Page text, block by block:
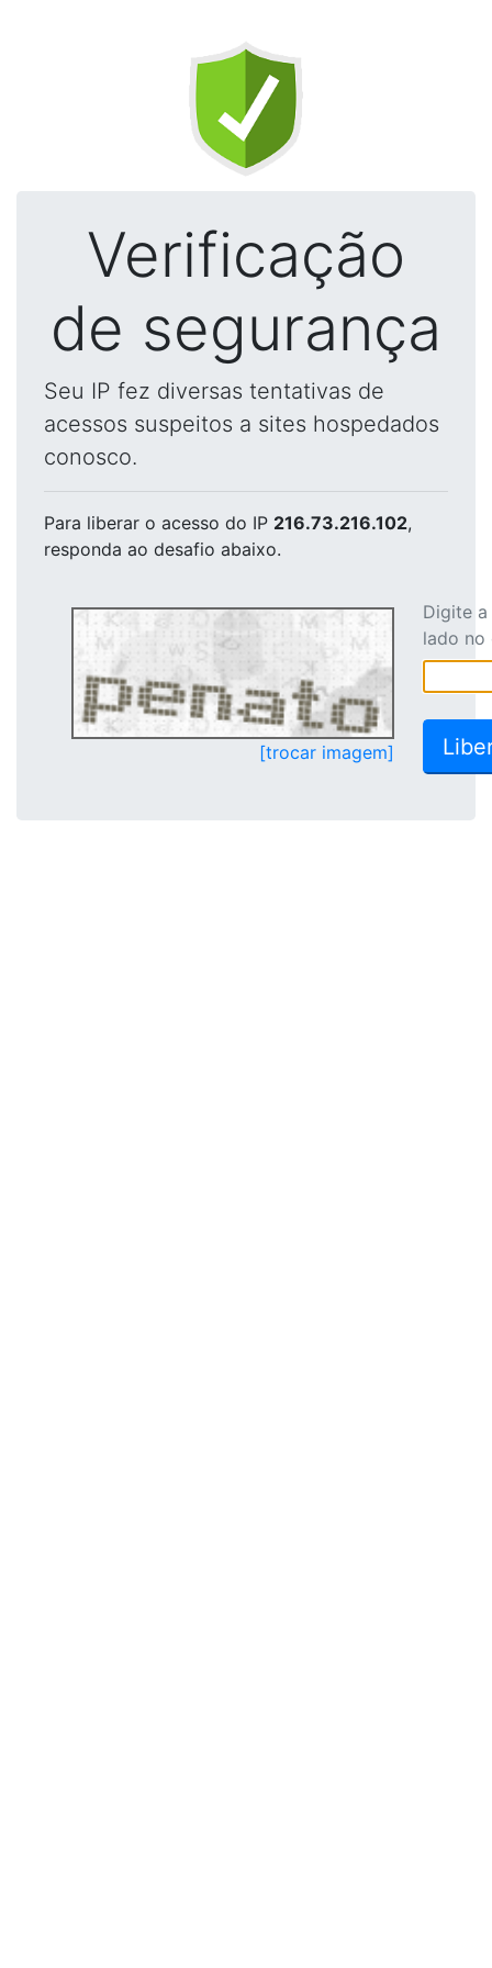
Verificação
de segurança
Seu IP fez diversas tentativas de
acessos suspeitos a sites hospedados
conosco.
Para liberar o acesso do IP 216.73.216.102,
responda ao desafio abaixo.
[trocar imagem]
Digite
lado no